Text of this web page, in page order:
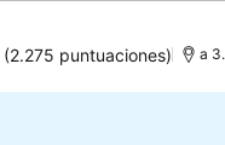
(2.275 puntuaciones) a